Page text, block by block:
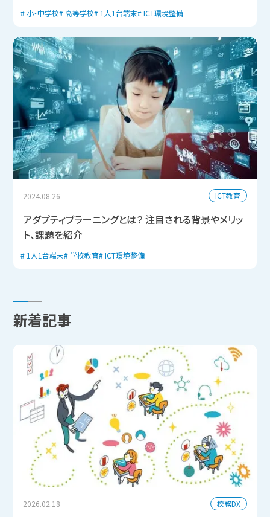
小・中学校 高等学校 1人1台端末 ICT環境整備
2024.08.26 ICT教育
アダプティブラーニングとは？ 注目される背景やメリッ
ト、課題を紹介
1人1台端末 学校教育 ICT環境整備
新着記事
2026.02.18 校務DX